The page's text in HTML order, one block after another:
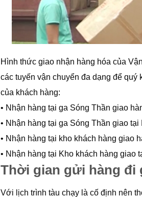
Hình thức giao nhận hàng hóa của
các tuyến vận chuyển đa dạng để
của khách hàng:
• Nhận hàng tại ga Sóng Thần giao
• Nhận hàng tại ga Sóng Thần giao
• Nhận hàng tại kho khách hàng giao
• Nhận hàng tại Kho khách hàng giao
Thời gian gửi hàng đi
Với lịch trình tàu chạy là cố định nên